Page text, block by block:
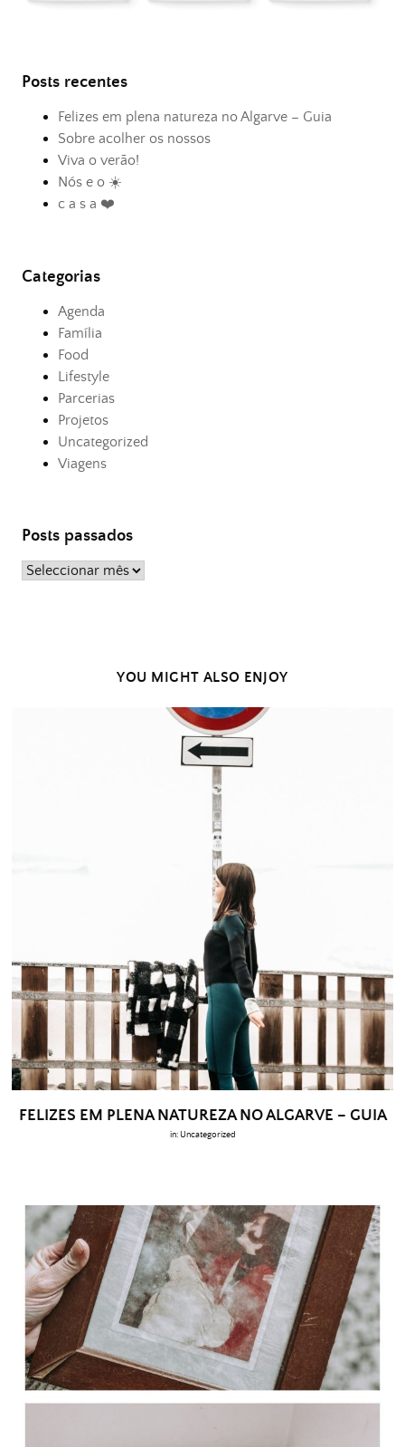
Posts recentes
Felizes em plena natureza no Algarve – Guia
Sobre acolher os nossos
Viva o verão!
Nós e o ☀️
c a s a ❤️
Categorias
Agenda
Família
Food
Lifestyle
Parcerias
Projetos
Uncategorized
Viagens
Posts passados
Posts
YOU MIGHT ALSO ENJOY
FELIZES EM PLENA NATUREZA NO ALGARVE – GUIA
in: Uncategorized